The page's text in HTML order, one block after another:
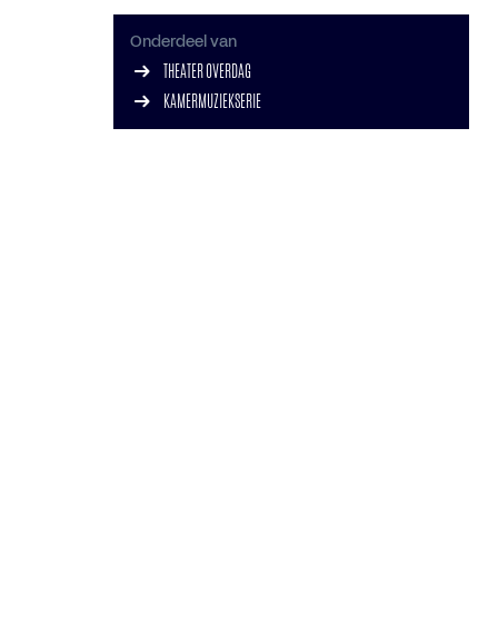
Onderdeel van
THEATER OVERDAG
KAMERMUZIEKSERIE